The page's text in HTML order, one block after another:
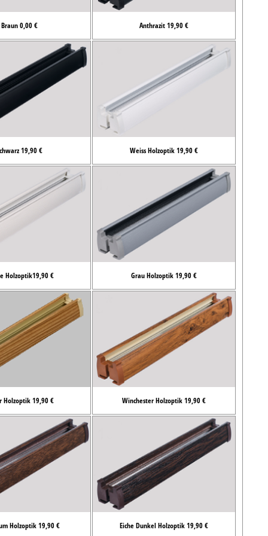
Braun 0,00 € Anthrazit 19,90 €
19,90 € Weiss Holzoptik 19,90 €
Holzoptik19,90 € Grau Holzoptik 19,90 €
Holzoptik 19,90 € Winchester Holzoptik 19,90 €
Holzoptik 19,90 € Eiche Dunkel Holzoptik 19,90 €